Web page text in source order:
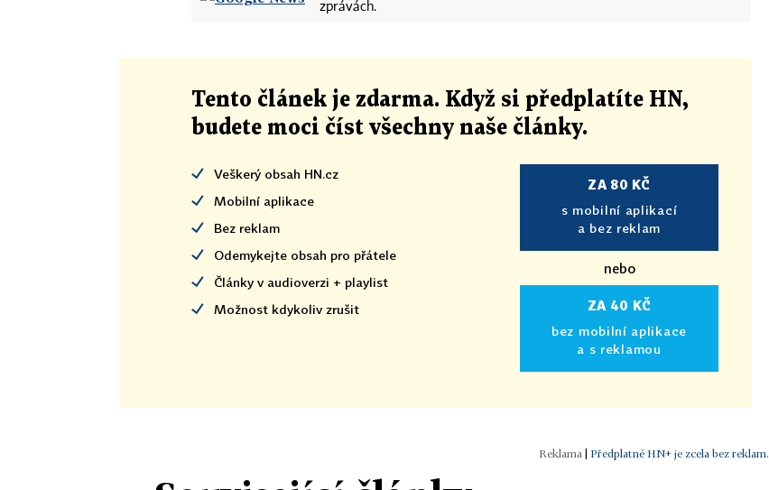
zprávách.
Tento článek je zdarma. Když si předplatíte HN,
budete moci číst všechny naše články.
Veškerý obsah HN.cz
Mobilní aplikace
Bez reklam
Odemykejte obsah pro přátele
Články v audioverzi + playlist
Možnost kdykoliv zrušit
ZA 80 KČ
s mobilní aplikací
a bez reklam
nebo
ZA 40 KČ
bez mobilní aplikace
a s reklamou
Předplatné HN+ je zcela bez reklam.